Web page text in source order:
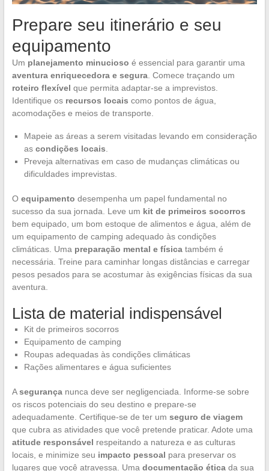
Prepare seu itinerário e seu
equipamento
Um planejamento minucioso é essencial para garantir uma
aventura enriquecedora e segura. Comece traçando um
roteiro flexível que permita adaptar-se a imprevistos.
Identifique os recursos locais como pontos de água,
acomodações e meios de transporte.
Mapeie as áreas a serem visitadas levando em consideração
as condições locais
Preveja alternativas em caso de mudanças climáticas ou
dificuldades imprevistas.
O equipamento desempenha um papel fundamental no
sucesso da sua jornada. Leve um kit de primeiros socorros
bem equipado, um bom estoque de alimentos e água, além de
um equipamento de camping adequado às condições
climáticas. Uma preparação mental e físicatambém é
necessária. Treine para caminhar longas distâncias e carregar
pesos pesados para se acostumar às exigências físicas da sua
aventura.
Lista de material indispensável
Kit de primeiros socorros
Equipamento de camping
Roupas adequadas às condições climáticas
Rações alimentares e água suficientes
Asegurançanunca deve ser negligenciada. Informe-se sobre
os riscos potenciais do seu destino e prepare-se
adequadamente. Certifique-se de ter um seguro de viagem
que cubra as atividades que você pretende praticar. Adote uma
atitude responsável respeitando a natureza e as culturas
locais, e minimize seu impacto pessoal para preservar os
lugares que você atravessa. Uma documentação éticada sua